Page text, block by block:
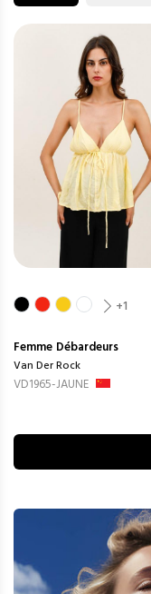
+1
Femme Débardeurs
Van Der Rock
VD1965-JAUNE